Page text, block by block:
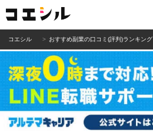
コエシル おすすめ副業の口コミ(評判)ランキング